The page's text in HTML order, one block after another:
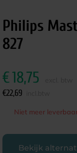
Philips
827
€18,75
€22,69
Niet meer
Bekijk